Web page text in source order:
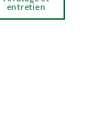
entretien